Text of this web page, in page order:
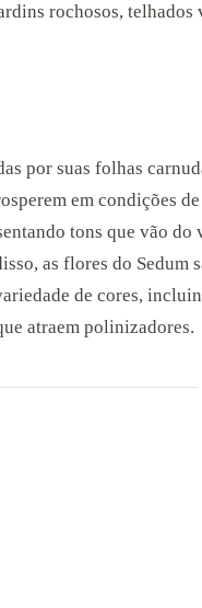
rochosos, telhados
por suas folhas
em condições
tons que vão do
as flores do Sedum
de cores,
atraem polinizadores.